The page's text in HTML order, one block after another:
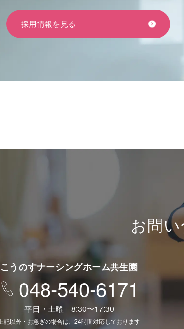
採用情報を見る
お問
こうのすナーシングホーム共生園
048-540-6171
平日・土曜 8:30〜17:30
上記以外・お急ぎの場合は、24時間対応しております